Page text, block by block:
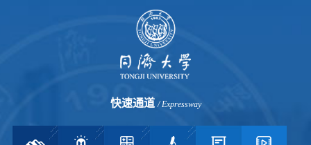
快速通道 / Expressway